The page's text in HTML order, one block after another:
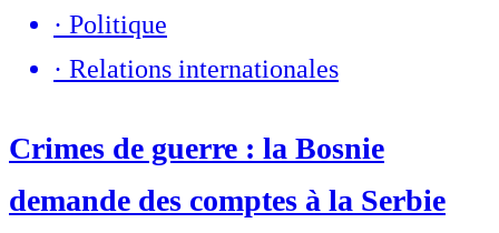
· Politique
· Relations internationales
Crimes de guerre : la Bosnie
demande des comptes à la Serbie